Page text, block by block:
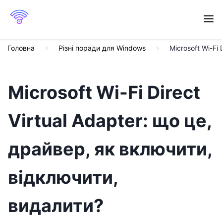
Головна Різні поради для Windows Microsoft Wi-Fi
Microsoft Wi-Fi Direct
Virtual Adapter: що це,
драйвер, як включити,
відключити,
видалити?